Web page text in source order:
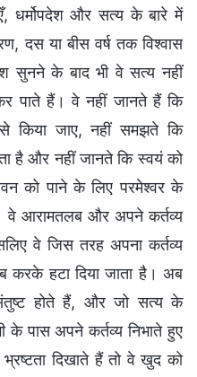
धर्मोपदेश और सत्य के बारे में
दस या बीस वर्ष तक विश्वास
सुनने के बाद भी वे सत्य नहीं
पाते हैं। वे नहीं जानते हैं कि
किया जाए, नहीं समझते कि
है और नहीं जानते कि स्वयं को
को पाने के लिए परमेश्वर के
वे आरामतलब और अपने कर्तव्य
वे जिस तरह अपना कर्तव्य
करके हटा दिया जाता है। अब
होते हैं, और जो सत्य के
पास अपने कर्तव्य निभाते हुए
दिखाते हैं तो वे खुद को